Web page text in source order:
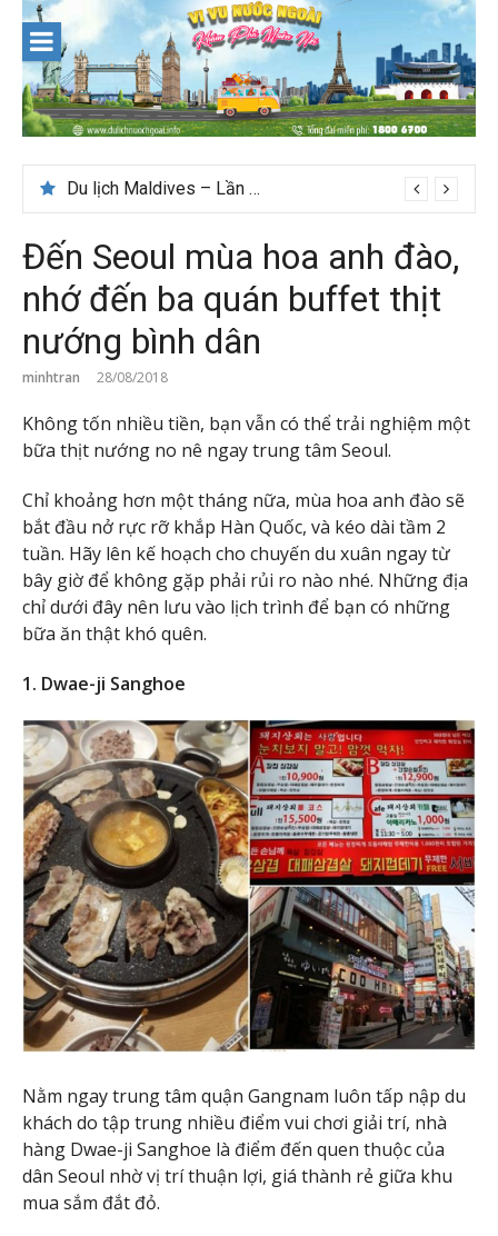
content
Du lịch Maldives – Lần đầu nên đi đâu, chơi gì?
Đến Seoul mùa hoa anh đào,
nhớ đến ba quán buffet thịt
nướng bình dân
minhtran 28/08/2018
Không tốn nhiều tiền, bạn vẫn có thể trải nghiệm một
bữa thịt nướng no nê ngay trung tâm Seoul.
Chỉ khoảng hơn một tháng nữa, mùa hoa anh đào sẽ
bắt đầu nở rực rỡ khắp Hàn Quốc, và kéo dài tầm 2
tuần. Hãy lên kế hoạch cho chuyến du xuân ngay từ
bây giờ để không gặp phải rủi ro nào nhé. Những địa
chỉ dưới đây nên lưu vào lịch trình để bạn có những
bữa ăn thật khó quên.
1. Dwae-ji Sanghoe
Nằm ngay trung tâm quận Gangnam luôn tấp nập du
khách do tập trung nhiều điểm vui chơi giải trí, nhà
hàng Dwae-ji Sanghoe là điểm đến quen thuộc của
dân Seoul nhờ vị trí thuận lợi, giá thành rẻ giữa khu
mua sắm đắt đỏ.